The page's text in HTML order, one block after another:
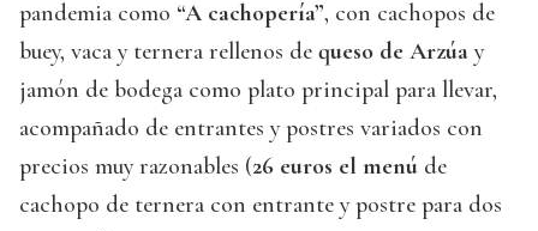
pandemia como “A cachopería”, con cachopos de
buey, vaca y ternera rellenos de queso de Arzúa y
jamón de bodega como plato principal para llevar,
acompañado de entrantes y postres variados con
precios muy razonables (26 euros el menú de
cachopo de ternera con entrante y postre para dos